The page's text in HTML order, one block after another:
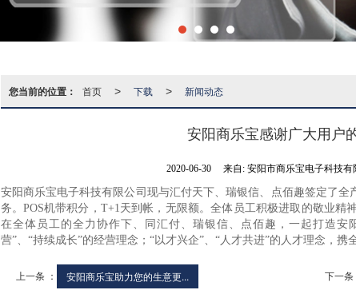
您当前的位置： 首页 > 下载 > 新闻动态
安阳商乐宝感谢广大用户
2020-06-30 来自:安阳市商乐宝电子科技有
安阳商乐宝电子科技有限公司现与汇付天下、瑞银信、点佰趣签定了
务。POS机带积分，T+1天到帐，无限额。全体员工积极进取的敬业
在全体员工的全力协作下、同汇付、瑞银信、点佰趣，一起打造
营”、“持续成长”的经营理念；“以才兴企”、“人才共进”的人才理念，携
上一条 ： 安阳商乐宝助力您的生意更... 下一条